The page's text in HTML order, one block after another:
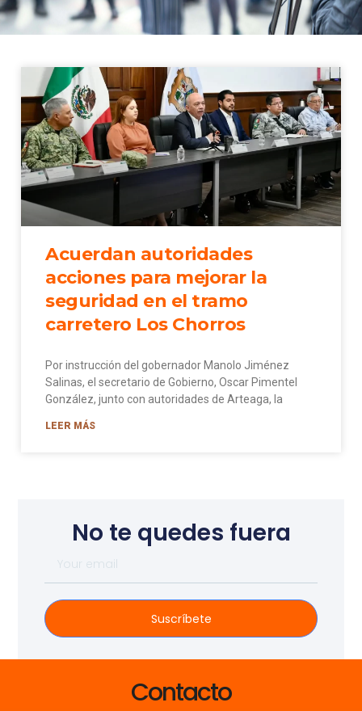
Acuerdan autoridades
acciones para mejorar la
seguridad en el tramo
carretero Los Chorros
Por instrucción del gobernador Manolo Jiménez
Salinas, el secretario de Gobierno, Oscar Pimentel
González, junto con autoridades de Arteaga, la
LEER MÁS
No te quedes fuera
Suscríbete
Contacto